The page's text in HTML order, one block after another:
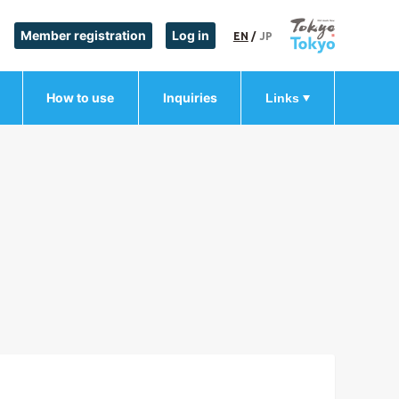
Member registration Log in EN / JP
How to use Inquiries Links